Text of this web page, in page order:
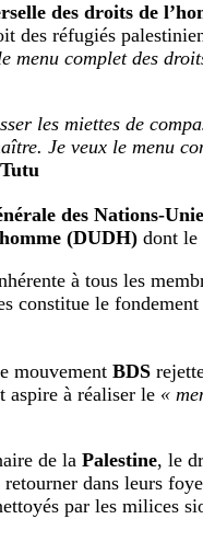
des droits de
des réfugiés
menu complet des
les miettes de
Je veux le menu
des Nations-
(DUDH) dont le
à tous les
constitue le
mouvement BDS
aspire à réaliser le «
de la Palestine, le
dans leurs
par les milices